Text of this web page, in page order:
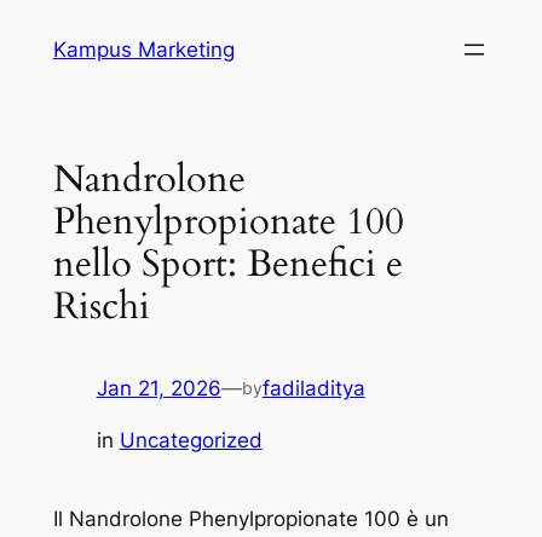
Kampus Marketing
Nandrolone
Phenylpropionate 100
nello Sport: Benefici e
Rischi
Jan 21, 2026—byfadiladitya
in Uncategorized
Il Nandrolone Phenylpropionate 100 è un